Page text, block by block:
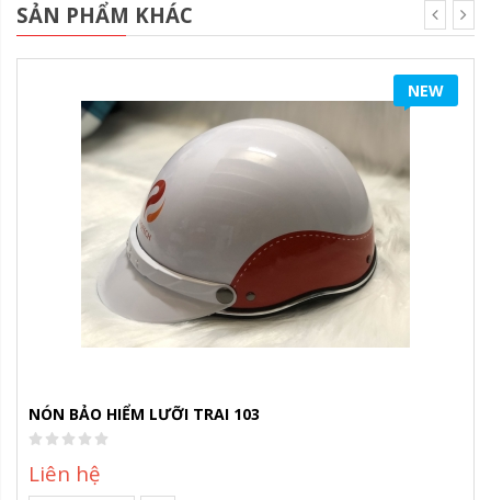
SẢN PHẨM KHÁC
NEW
NÓN BẢO HIỂM LƯỠI TRAI 103
Liên hệ